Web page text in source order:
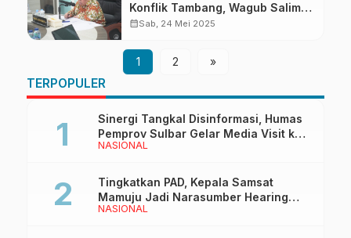
Konflik Tambang, Wagub Salim
Mengga: Rakyat dan Investasi
calendar_monthSab, 24 Mei 2025
1 2 »
TERPOPULER
NASIONAL
Sinergi Tangkal Disinformasi, Humas
Pemprov Sulbar Gelar Media Visit ke
Kantor Redaksi di Mamuju
NASIONAL
Tingkatkan PAD, Kepala Samsat
Mamuju Jadi Narasumber Hearing
Bersama Wakil Ketua I DPRD Sulbar